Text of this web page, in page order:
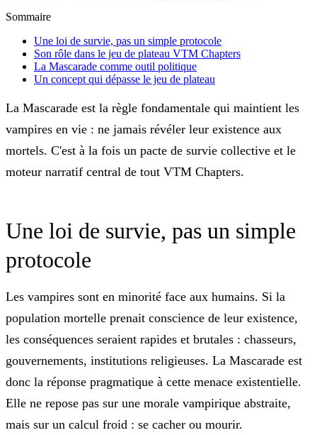
Sommaire
Une loi de survie, pas un simple protocole
Son rôle dans le jeu de plateau VTM Chapters
La Mascarade comme outil politique
Un concept qui dépasse le jeu de plateau
La Mascarade est la règle fondamentale qui maintient les
vampires en vie : ne jamais révéler leur existence aux
mortels. C'est à la fois un pacte de survie collective et le
moteur narratif central de tout VTM Chapters.
Une loi de survie, pas un simple
protocole
Les vampires sont en minorité face aux humains. Si la
population mortelle prenait conscience de leur existence,
les conséquences seraient rapides et brutales : chasseurs,
gouvernements, institutions religieuses. La Mascarade est
donc la réponse pragmatique à cette menace existentielle.
Elle ne repose pas sur une morale vampirique abstraite,
mais sur un calcul froid : se cacher ou mourir.